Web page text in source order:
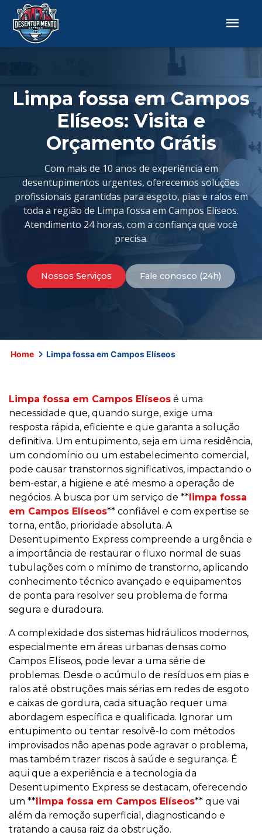
Limpa fossa em Campos
Elíseos: Visita e
Orçamento Grátis
Com mais de 10 anos de experiência em
desentupimentos urgentes, oferecemos soluções
profissionais garantidas para esgoto, pias e ralos em
toda a região de Limpa fossa em Campos Elíseos.
Atendimento 24 horas, com a confiança que você
precisa.
Nossos Serviços Fale conosco (24h)
Home Limpa fossa em Campos Elíseos
Limpa fossa em Campos Elíseos é uma
necessidade que, quando surge, exige uma
resposta rápida, eficiente e que garanta a solução
definitiva. Um entupimento, seja em uma residência,
um condomínio ou um estabelecimento comercial,
pode causar transtornos significativos, impactando o
bem-estar, a higiene e até mesmo a operação de
negócios. A busca por um serviço de ** limpa fossa
em Campos Elíseos** confiável e com expertise se
torna, então, prioridade absoluta. A
Desentupimento Express compreende a urgência e
a importância de restaurar o fluxo normal de suas
tubulações com o mínimo de transtorno, aplicando
conhecimento técnico avançado e equipamentos
de ponta para resolver seu problema de forma
segura e duradoura.
A complexidade dos sistemas hidráulicos modernos,
especialmente em áreas urbanas densas como
Campos Elíseos, pode levar a uma série de
problemas. Desde o acúmulo de resíduos em pias e
ralos até obstruções mais sérias em redes de esgoto
e caixas de gordura, cada situação requer uma
abordagem específica e qualificada. Ignorar um
entupimento ou tentar resolvê-lo com métodos
improvisados não apenas pode agravar o problema,
mas também trazer riscos à saúde e segurança. É
aqui que a experiência e a tecnologia da
Desentupimento Express se destacam, oferecendo
um ** limpa fossa em Campos Elíseos** que vai
além da remoção superficial, diagnosticando e
tratando a causa raiz da obstrução.